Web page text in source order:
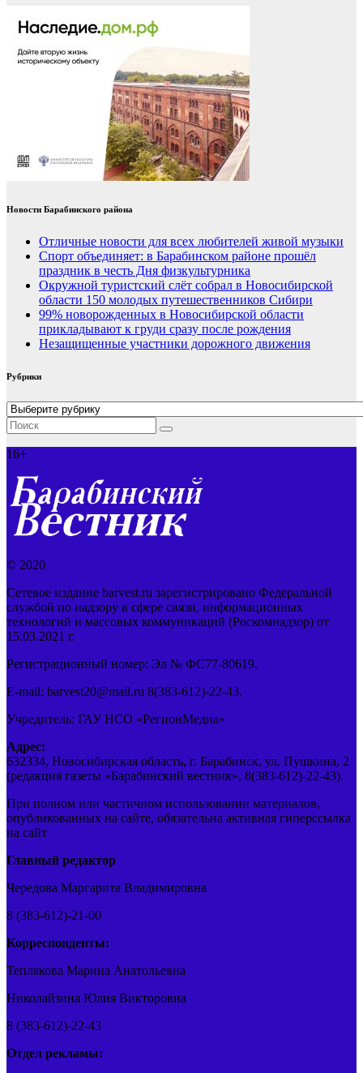
Новости Барабинского района
Отличные новости для всех любителей живой музыки
Спорт объединяет: в Барабинском районе прошёл
праздник в честь Дня физкультурника
Окружной туристский слёт собрал в Новосибирской
области 150 молодых путешественников Сибири
99% новорожденных в Новосибирской области
прикладывают к груди сразу после рождения
Незащищенные участники дорожного движения
Рубрики
Рубрики
16+
© 2020
Сетевое издание barvest.ru зарегистрировано Федеральной
службой по надзору в сфере связи, информационных
технологий и массовых коммуникаций (Роскомнадзор) от
15.03.2021 г.
Регистрационный номер: Эл № ФС77-80619.
E-mail: barvest20@mail.ru 8(383-612)-22-43.
Учредитель: ГАУ НСО «РегионМедиа»
Адрес:
632334, Новосибирская область, г. Барабинск, ул. Пушкина, 2
(редакция газеты «Барабинский вестник», 8(383-612)-22-43).
При полном или частичном использовании материалов,
опубликованных на сайте, обязательна активная гиперссылка
на сайт
Главный редактор
Чередова Маргарита Владимировна
8 (383-612)-21-00
Корреспонденты:
Теплякова Марина Анатольевна
Николайзина Юлия Викторовна
8 (383-612)-22-43
Отдел рекламы: